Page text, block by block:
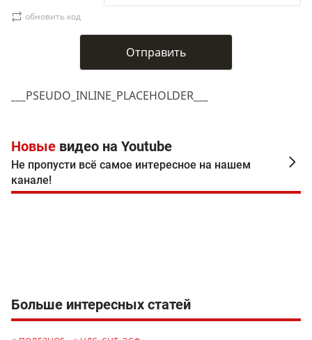
___PSEUDO_INLINE_PLACEHOLDER___
обновить код
Новые видео на Youtube
Не пропусти всё самое интересное на нашем
канале!
Больше интересных статей